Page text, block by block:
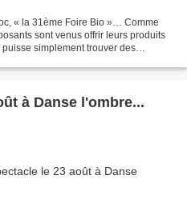
« la 31ème Foire Bio »… Comme
sont venus offrir leurs produits
simplement trouver des
à Danse l'ombre...